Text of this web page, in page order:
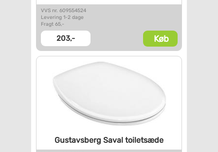
VVS nr. 609554524
Levering 1-2 dage
Fragt 65,-
203,- Køb
Gustavsberg Saval toiletsæde